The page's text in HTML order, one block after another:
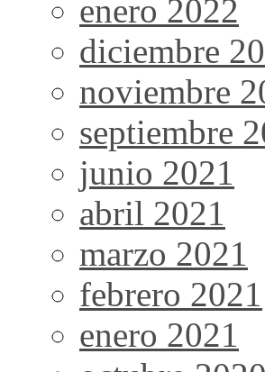
enero 2022
diciembre
noviembre
septiembre
junio 2021
abril 2021
marzo 2021
febrero 2021
enero 2021